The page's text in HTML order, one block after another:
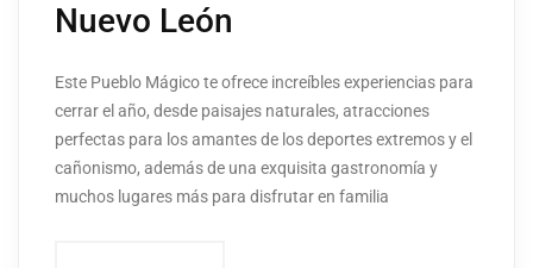
Nuevo León
Este Pueblo Mágico te ofrece increíbles experiencias para
cerrar el año, desde paisajes naturales, atracciones
perfectas para los amantes de los deportes extremos y el
cañonismo, además de una exquisita gastronomía y
muchos lugares más para disfrutar en familia